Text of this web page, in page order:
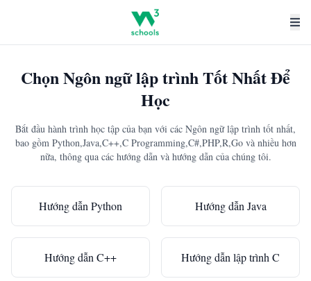
Chọn Ngôn ngữ lập trình Tốt Nhất Để
Học
Bắt đầu hành trình học tập của bạn với các Ngôn ngữ lập trình tốt nhất,
bao gồm Python,Java,C++,C Programming,C#,PHP,R,Go và nhiều hơn
nữa, thông qua các hướng dẫn và hướng dẫn của chúng tôi.
Hướng dẫn Python Hướng dẫn Java
Hướng dẫn C++ Hướng dẫn lập trình C